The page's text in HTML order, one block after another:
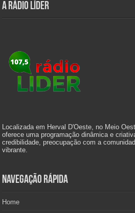
A Rádio Líder
Localizada em Herval D'Oeste, no Meio
oferece uma programação dinâmica e
credibilidade, preocupação com a
vibrante.
Navegação Rápida
Home